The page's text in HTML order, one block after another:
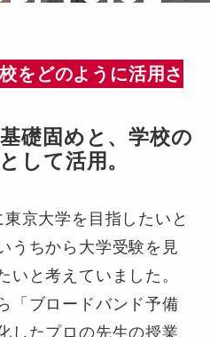
営を実現】全科目対応と授業品
質の安定を実現したエック進学
【同志社大学合格】地方×部活
2026年6月6日 生徒・保護者向け
【導入事例】全科目対応で生
保護者の信頼を強固に！日米文
化学院校の事例
2026年6月6日 塾･予備校関係者向け
をどのように活用さ
礎固めと、学校の
して活用。
京大学を目指したいと
うちから大学受験を見
いと考えていました。
「ブロードバンド予備
したプロの先生の授業